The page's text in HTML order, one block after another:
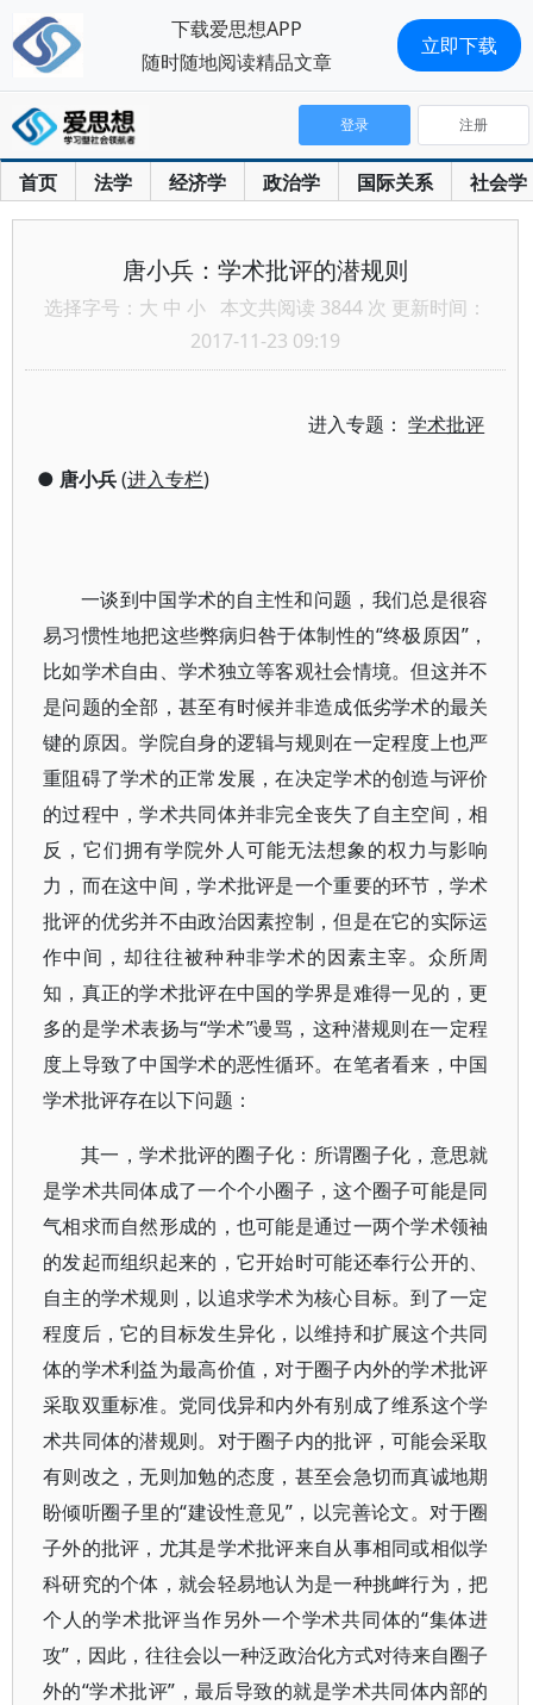
首页 法学 经济学 政治学 国际关系 社会学
登录 注册
唐小兵：学术批评的潜规则
选择字号： 大 中 小 本文共阅读 3844 次 更新时间：
2017-11-23 09:19
进入专题：学术批评
● 唐小兵(进入专栏)
一谈到中国学术的自主性和问题，我们总是很容
易习惯性地把这些弊病归咎于体制性的“终极原因”，
比如学术自由、学术独立等客观社会情境。但这并不
是问题的全部，甚至有时候并非造成低劣学术的最关
键的原因。学院自身的逻辑与规则在一定程度上也严
重阻碍了学术的正常发展，在决定学术的创造与评价
的过程中，学术共同体并非完全丧失了自主空间，相
反，它们拥有学院外人可能无法想象的权力与影响
力，而在这中间，学术批评是一个重要的环节，学术
批评的优劣并不由政治因素控制，但是在它的实际运
作中间，却往往被种种非学术的因素主宰。众所周
知，真正的学术批评在中国的学界是难得一见的，更
多的是学术表扬与“学术”谩骂，这种潜规则在一定程
度上导致了中国学术的恶性循环。在笔者看来，中国
学术批评存在以下问题：
其一，学术批评的圈子化：所谓圈子化，意思就
是学术共同体成了一个个小圈子，这个圈子可能是同
气相求而自然形成的，也可能是通过一两个学术领袖
的发起而组织起来的，它开始时可能还奉行公开的、
自主的学术规则，以追求学术为核心目标。到了一定
程度后，它的目标发生异化，以维持和扩展这个共同
体的学术利益为最高价值，对于圈子内外的学术批评
采取双重标准。党同伐异和内外有别成了维系这个学
术共同体的潜规则。对于圈子内的批评，可能会采取
有则改之，无则加勉的态度，甚至会急切而真诚地期
盼倾听圈子里的“建设性意见”，以完善论文。对于圈
子外的批评，尤其是学术批评来自从事相同或相似学
科研究的个体，就会轻易地认为是一种挑衅行为，把
个人的学术批评当作另外一个学术共同体的“集体进
攻”，因此，往往会以一种泛政治化方式对待来自圈子
外的“学术批评”，最后导致的就是学术共同体内部的
下载爱思想APP
随时随地阅读精品文章
立即下载